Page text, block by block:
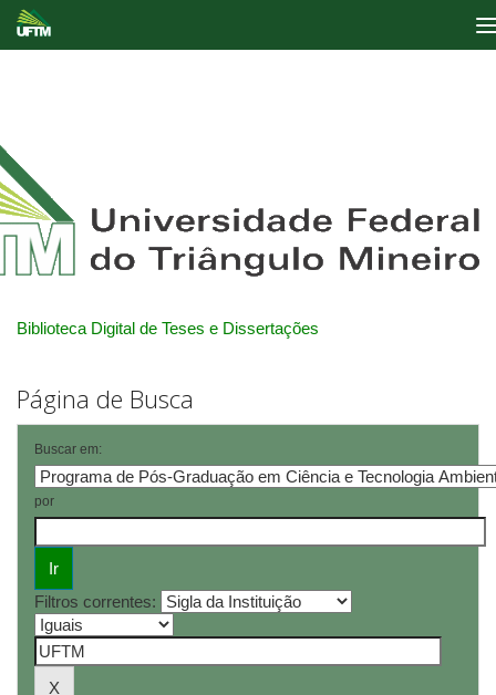
Biblioteca Digital de Teses e Dissertações
Página de Busca
Buscar em:
por
Filtros correntes: